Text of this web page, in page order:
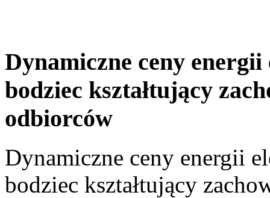
Dynamiczne ceny
bodziec kształtujący
odbiorców
Dynamiczne ceny energii
bodziec kształtujący